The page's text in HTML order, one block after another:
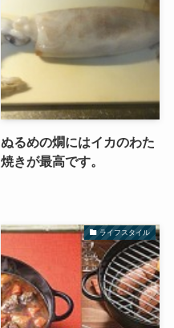
ぬるめの燗にはイカのわた
焼きが最高です。
ライフスタイル